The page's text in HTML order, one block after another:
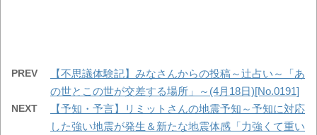
PREV
【不思議体験記】みなさんからの投稿～辻占い～「あ
の世とこの世が交差する場所」～(4月18日)[No.0191]
NEXT
【予知・予言】リミットさんの地震予知～予知に対応
した強い地震が発生＆新たな地震体感「力強くて重い